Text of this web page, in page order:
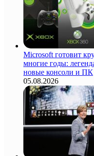
Microsoft готовит
многие годы:
новые консоли и ПК
05.08.2026